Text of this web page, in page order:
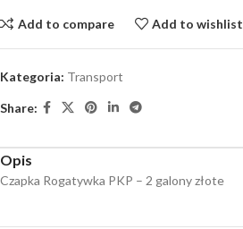
Add to compare Add to wishlist
Kategoria: Transport
Share:
Opis
Czapka Rogatywka PKP – 2 galony złote